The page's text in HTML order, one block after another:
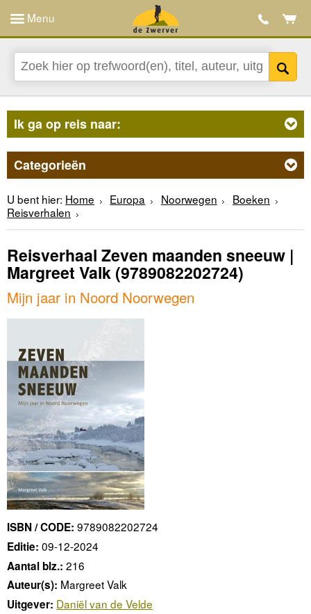
Menu
Ik ga op reis naar:
Categorieën
U bent hier: Home Europa Noorwegen
Boeken
Reisverhalen
Reisverhaal Zeven maanden sneeuw |
Margreet Valk (9789082202724)
Mijn jaar in Noord Noorwegen
ISBN / CODE: 9789082202724
Editie: 09-12-2024
Aantal blz.: 216
Auteur(s): Margreet Valk
Uitgever: Daniël van de Velde